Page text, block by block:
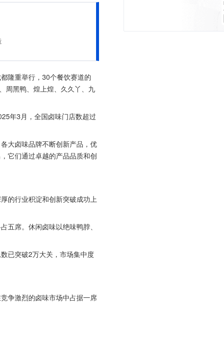
隆重举行，30个餐饮赛道的
周黑鸭、煌上煌、久久丫、九
年3月，全国卤味门店数超过
大卤味品牌不断创新产品，优
它们通过卓越的产品品质和创
的行业积淀和创新突破成功上
五席。休闲卤味以绝味鸭脖、
已突破2万大关，市场集中度
争激烈的卤味市场中占据一席